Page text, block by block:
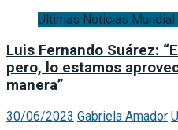
Ultimas Noticias Mundial
Luis Fernando Suárez:
pero, lo estamos
manera”
30/06/2023 Gabriela Amador